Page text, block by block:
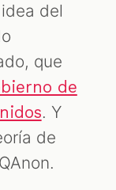
del
que
de
. Y
de